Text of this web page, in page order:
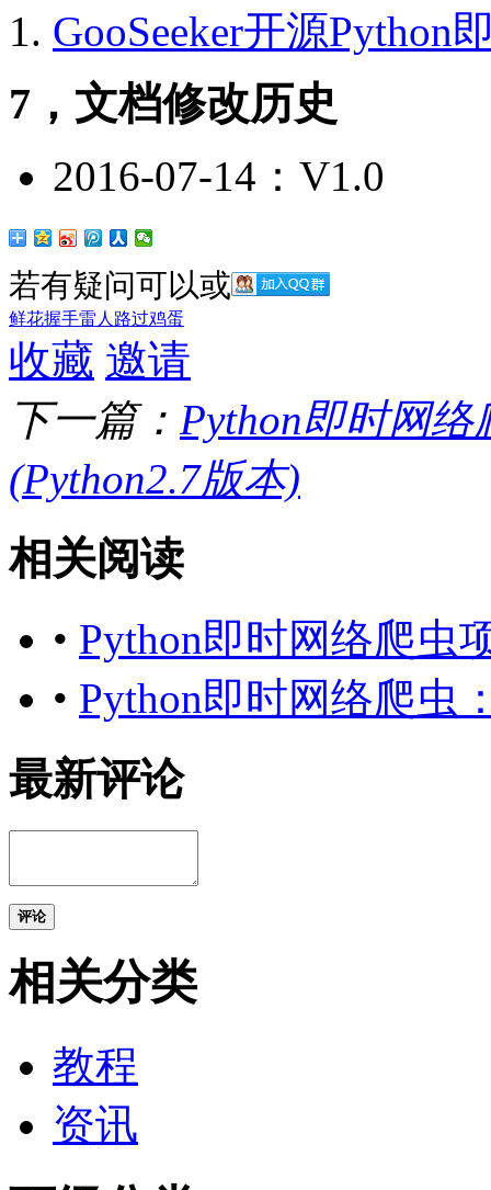
GooSeeker开源Python
7，文档修改历史
2016-07-14：V1.0
若有疑问可以或
鲜花握手雷人 路过鸡蛋
收藏 邀请
下一篇： Python即时网
(Python2.7版本)
相关阅读
• Python即时网络爬虫
• Python即时网络爬
最新评论
评论
相关分类
教程
资讯